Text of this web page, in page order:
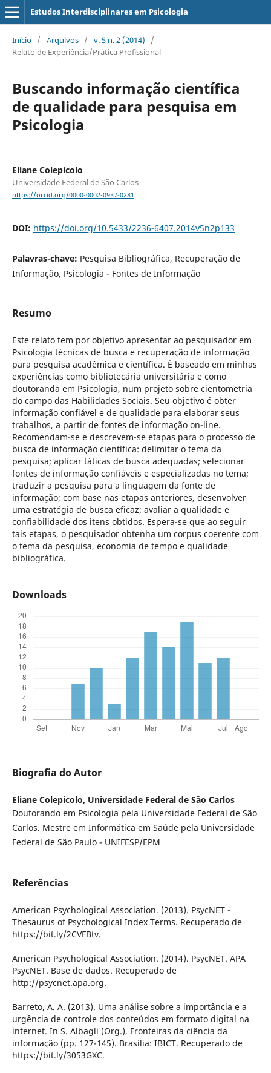
Estudos Interdisciplinares em Psicologia
Início / Arquivos / v. 5 n. 2 (2014)
/
Relato de Experiência/Prática Profissional
Buscando informação científica
de qualidade para pesquisa em
Psicologia
Eliane Colepicolo
Universidade Federal de São Carlos
https://orcid.org/0000-0002-0937-0281
DOI: https://doi.org/10.5433/2236-6407.2014v5n2p133
Palavras-chave: Pesquisa Bibliográfica, Recuperação de
Informação, Psicologia - Fontes de Informação
Resumo
Este relato tem por objetivo apresentar ao pesquisador em
Psicologia técnicas de busca e recuperação de informação
para pesquisa acadêmica e científica. É baseado em minhas
experiências como bibliotecária universitária e como
doutoranda em Psicologia, num projeto sobre cientometria
do campo das Habilidades Sociais. Seu objetivo é obter
informação confiável e de qualidade para elaborar seus
trabalhos, a partir de fontes de informação on-line.
Recomendam-se e descrevem-se etapas para o processo de
busca de informação científica: delimitar o tema da
pesquisa; aplicar táticas de busca adequadas; selecionar
fontes de informação confiáveis e especializadas no tema;
traduzir a pesquisa para a linguagem da fonte de
informação; com base nas etapas anteriores, desenvolver
uma estratégia de busca eficaz; avaliar a qualidade e
confiabilidade dos itens obtidos. Espera-se que ao seguir
tais etapas, o pesquisador obtenha um corpus coerente com
o tema da pesquisa, economia de tempo e qualidade
bibliográfica.
Downloads
Biografia do Autor
Eliane Colepicolo, Universidade Federal de São Carlos
Doutorando em Psicologia pela Universidade Federal de São
Carlos. Mestre em Informática em Saúde pela Universidade
Federal de São Paulo - UNIFESP/EPM
Referências
American Psychological Association. (2013). PsycNET -
Thesaurus of Psychological Index Terms. Recuperado de
https://bit.ly/2CVFBtv.
American Psychological Association. (2014). PsycNET. APA
PsycNET. Base de dados. Recuperado de
http://psycnet.apa.org.
Barreto, A. A. (2013). Uma análise sobre a importância e a
urgência de controle dos conteúdos em formato digital na
internet. In S. Albagli (Org.), Fronteiras da ciência da
informação (pp. 127-145). Brasília: IBICT. Recuperado de
https://bit.ly/3053GXC.